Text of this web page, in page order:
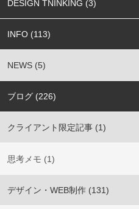
DESIGN TNINKING (3)
INFO (113)
NEWS (5)
ブログ (226)
クライアント限定記事 (1)
思考メモ (1)
デザイン・WEB制作 (131)